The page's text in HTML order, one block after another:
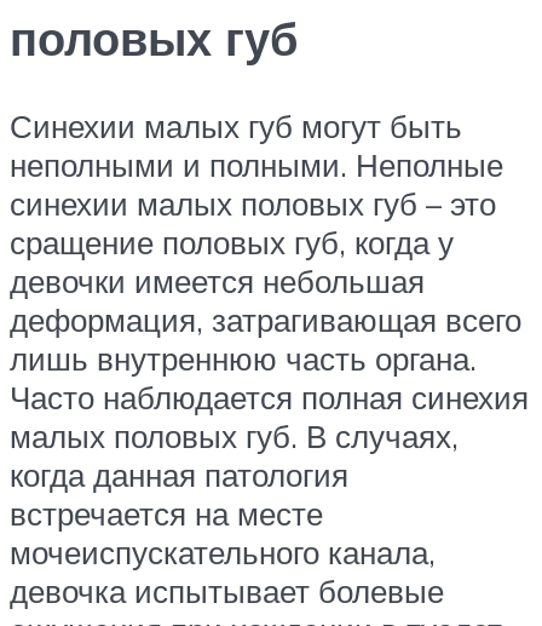
половых губ
Синехии малых губ могут быть
неполными и полными. Неполные
синехии малых половых губ – это
сращение половых губ, когда у
девочки имеется небольшая
деформация, затрагивающая всего
лишь внутреннюю часть органа.
Часто наблюдается полная синехия
малых половых губ. В случаях,
когда данная патология
встречается на месте
мочеиспускательного канала,
девочка испытывает болевые